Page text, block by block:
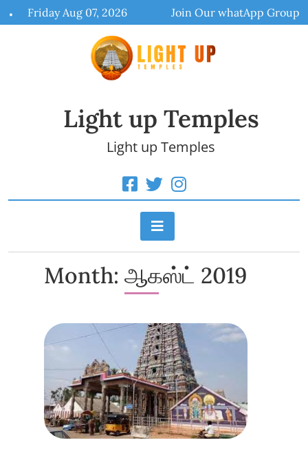
to
Friday Aug 07, 2026 Join Our whatApp Group
Light up Temples
Light up Temples
Month: ஆகஸ்ட் 2019